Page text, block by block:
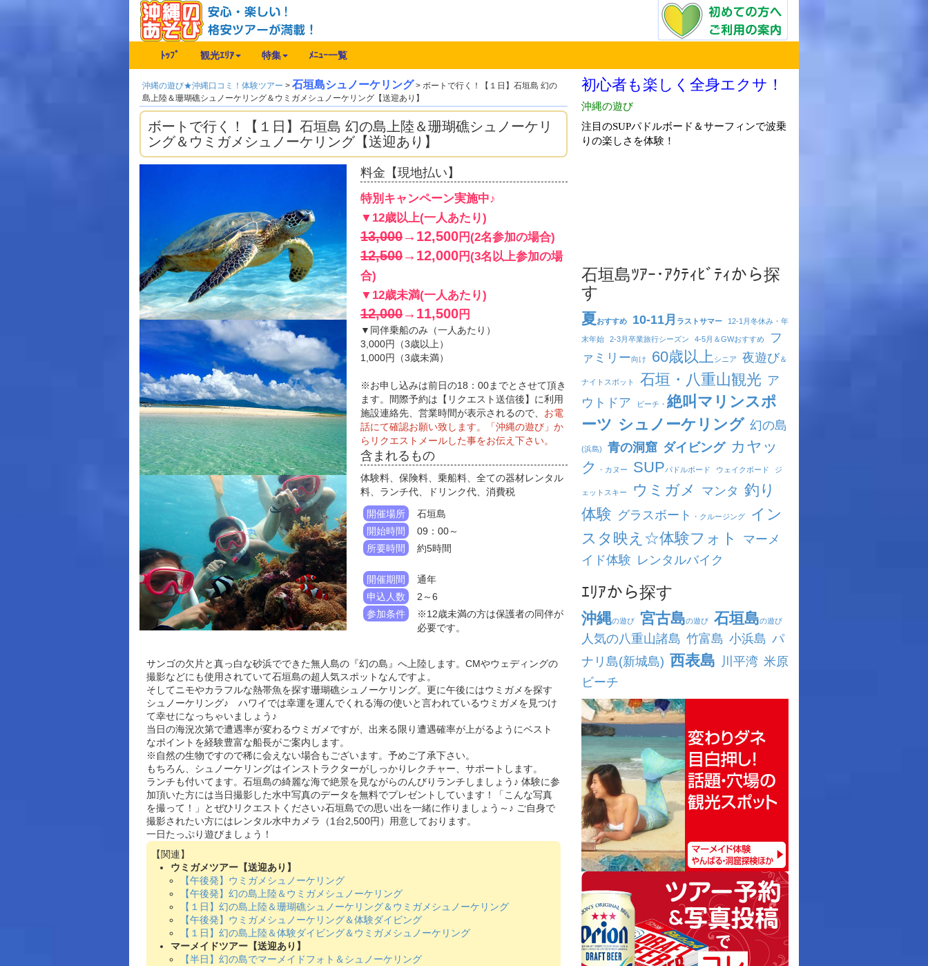
ﾄｯﾌﾟ 観光ｴﾘｱ 特集 ﾒﾆｭｰ一覧
沖縄の遊び★沖縄口コミ！体験ツアー > 石垣島シュノーケリング > ボートで行く！【１日】石垣島 幻の
島上陸＆珊瑚礁シュノーケリング＆ウミガメシュノーケリング【送迎あり】
ボートで行く！【１日】石垣島 幻の島上陸＆珊瑚礁シュノーケリ
ング＆ウミガメシュノーケリング【送迎あり】
料金【現地払い】
特別キャンペーン実施中♪
▼12歳以上(一人あたり)
13,000→12,500円(2名参加の場合)
12,500→12,000円(3名以上参加の場
合)
▼12歳未満(一人あたり)
12,000→11,500円
▼同伴乗船のみ（一人あたり）
3,000円（3歳以上）
1,000円（3歳未満）
※お申し込みは前日の18：00までとさせて頂き
ます。間際予約は【リクエスト送信後】に利用
施設連絡先、営業時間が表示されるので、 お電
話にて確認お願い致します。「沖縄の遊び」か
らリクエストメールした事をお伝え下さい。
含まれるもの
体験料、保険料、乗船料、全ての器材レンタル
料、ランチ代、ドリンク代、消費税
開催場所
石垣島
開始時間
09：00～
所要時間
約5時間
開催期間
通年
申込人数
2～6
参加条件
※12歳未満の方は保護者の同伴が
必要です。
サンゴの欠片と真っ白な砂浜でできた無人島の『幻の島』へ上陸します。CMやウェディングの
撮影などにも使用されていて石垣島の超人気スポットなんですよ。
そしてニモやカラフルな熱帯魚を探す珊瑚礁シュノーケリング。更に午後にはウミガメを探す
シュノーケリング♪ ハワイでは幸運を運んでくれる海の使いと言われているウミガメを見つけ
て幸せになっちゃいましょう♪
当日の海況次第で遭遇率が変わるウミガメですが、出来る限り遭遇確率が上がるようにベスト
なポイントを経験豊富な船長がご案内します。
※自然の生物ですので稀に会えない場合もございます。予めご了承下さい。
もちろん、シュノーケリングはインストラクターがしっかりレクチャー、サポートします。
ランチも付いてます。石垣島の綺麗な海で絶景を見ながらのんびりランチしましょう♪ 体験に参
加頂いた方には当日撮影した水中写真のデータを無料でプレゼントしています！「こんな写真
を撮って！」とぜひリクエストください♪石垣島での思い出を一緒に作りましょう～♪ ご自身で
撮影されたい方にはレンタル水中カメラ（1台2,500円）用意しております。
一日たっぷり遊びましょう！
ウミガメツアー【送迎あり】
【午後発】ウミガメシュノーケリング
【午後発】幻の島上陸＆ウミガメシュノーケリング
【１日】幻の島上陸＆珊瑚礁シュノーケリング＆ウミガメシュノーケリング
【午後発】ウミガメシュノーケリング＆体験ダイビング
【１日】幻の島上陸＆体験ダイビング＆ウミガメシュノーケリング
マーメイドツアー【送迎あり】
【半日】幻の島でマーメイドフォト＆シュノーケリング
石垣島ﾂｱｰ･ｱｸﾃｨﾋﾞﾃｨから探
す
夏おすすめ 10-11月 ラストサマー 12-1月冬休み・年
末年始 2-3月卒業旅行シーズン 4-5月 ＆GWおすすめ
フ
ァミリー向け 60歳以上シニア 夜遊び＆
ナイトスポット 石垣・八重山観光 ア
ウトドア
ビーチ・ 絶叫マリンスポ
ーツ シュノーケリング 幻の島
(浜島) 青の洞窟 ダイビング カヤッ
ク
・カヌー SUPパドルボード ウェイクボード ジ
ェットスキー ウミガメ マンタ 釣り
体験 グラスボート ・クルージング
イン
スタ映え☆体験フォト
マーメ
イド体験 レンタルバイク
ｴﾘｱから探す
沖縄の遊び 宮古島の遊び 石垣島の遊び
人気の八重山諸島 竹富島 小浜島 パ
ナリ島(新城島) 西表島 川平湾 米原
ビーチ